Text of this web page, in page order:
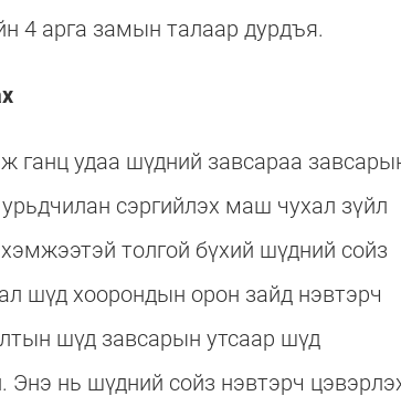
4 арга замын талаар дурдъя.
ганц удаа шүдний завсараа
сэргийлэх маш чухал зүйл
толгой бүхий шүдний сойз
шүд хоорондын орон зайд нэвтэрч
шүд завсарын утсаар шүд
Энэ нь шүдний сойз нэвтэрч